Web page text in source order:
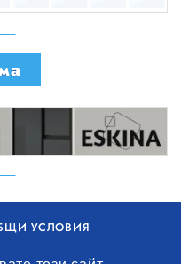
УСЛОВИЯ